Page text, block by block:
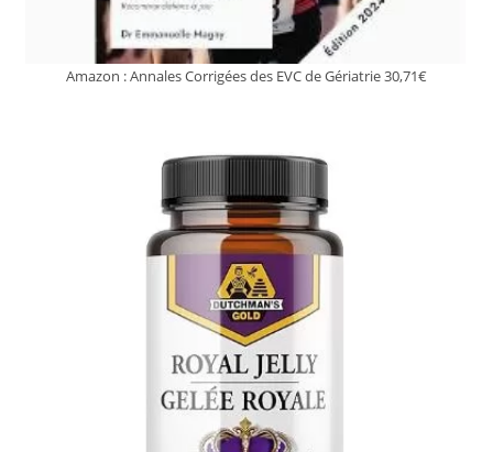
Amazon : Annales Corrigées des EVC de Gériatrie 30,71€